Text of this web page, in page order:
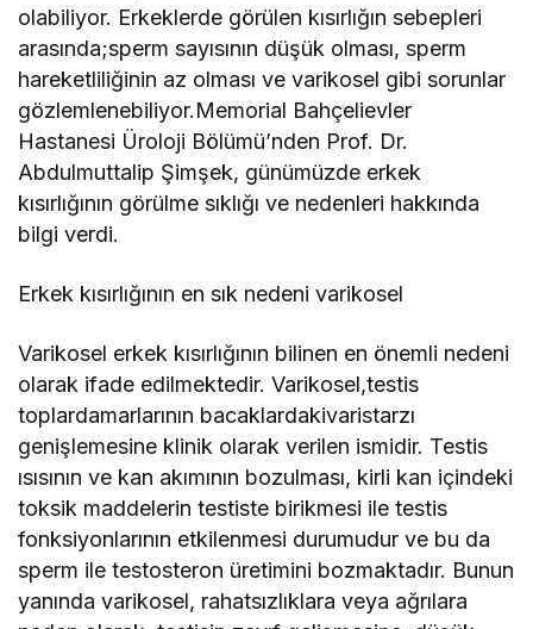
olabiliyor. Erkeklerde görülen kısırlığın sebepleri
arasında;sperm sayısının düşük olması, sperm
hareketliliğinin az olması ve varikosel gibi sorunlar
gözlemlenebiliyor.Memorial Bahçelievler
Hastanesi Üroloji Bölümü’nden Prof. Dr.
Abdulmuttalip Şimşek, günümüzde erkek
kısırlığının görülme sıklığı ve nedenleri hakkında
bilgi verdi.
Erkek kısırlığının en sık nedeni varikosel
Varikosel erkek kısırlığının bilinen en önemli nedeni
olarak ifade edilmektedir. Varikosel,testis
toplardamarlarının bacaklardakivaristarzı
genişlemesine klinik olarak verilen ismidir. Testis
ısısının ve kan akımının bozulması, kirli kan içindeki
toksik maddelerin testiste birikmesi ile testis
fonksiyonlarının etkilenmesi durumudur ve bu da
sperm ile testosteron üretimini bozmaktadır. Bunun
yanında varikosel, rahatsızlıklara veya ağrılara